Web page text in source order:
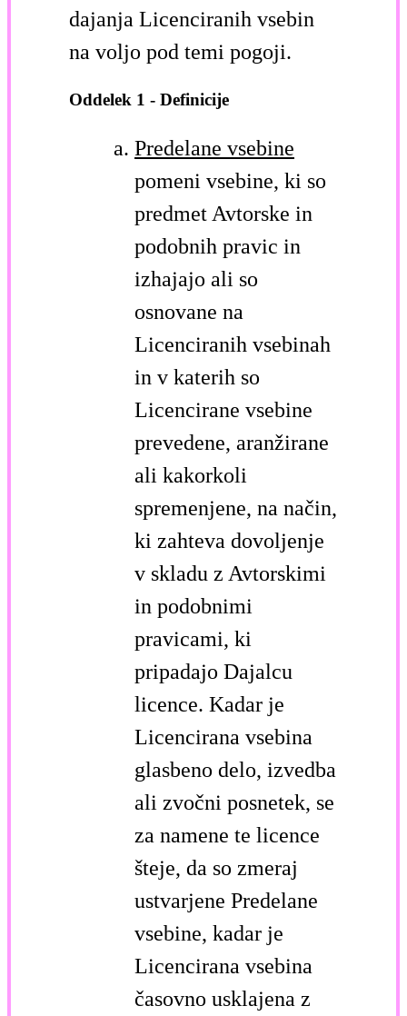
dajanja Licenciranih vsebin
na voljo pod temi pogoji.
Oddelek 1 - Definicije
Predelane vsebine
pomeni vsebine, ki so
predmet Avtorske in
podobnih pravic in
izhajajo ali so
osnovane na
Licenciranih vsebinah
in v katerih so
Licencirane vsebine
prevedene, aranžirane
ali kakorkoli
spremenjene, na način,
ki zahteva dovoljenje
v skladu z Avtorskimi
in podobnimi
pravicami, ki
pripadajo Dajalcu
licence. Kadar je
Licencirana vsebina
glasbeno delo, izvedba
ali zvočni posnetek, se
za namene te licence
šteje, da so zmeraj
ustvarjene Predelane
vsebine, kadar je
Licencirana vsebina
časovno usklajena z